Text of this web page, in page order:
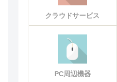
クラウドサービス
PC周辺機器